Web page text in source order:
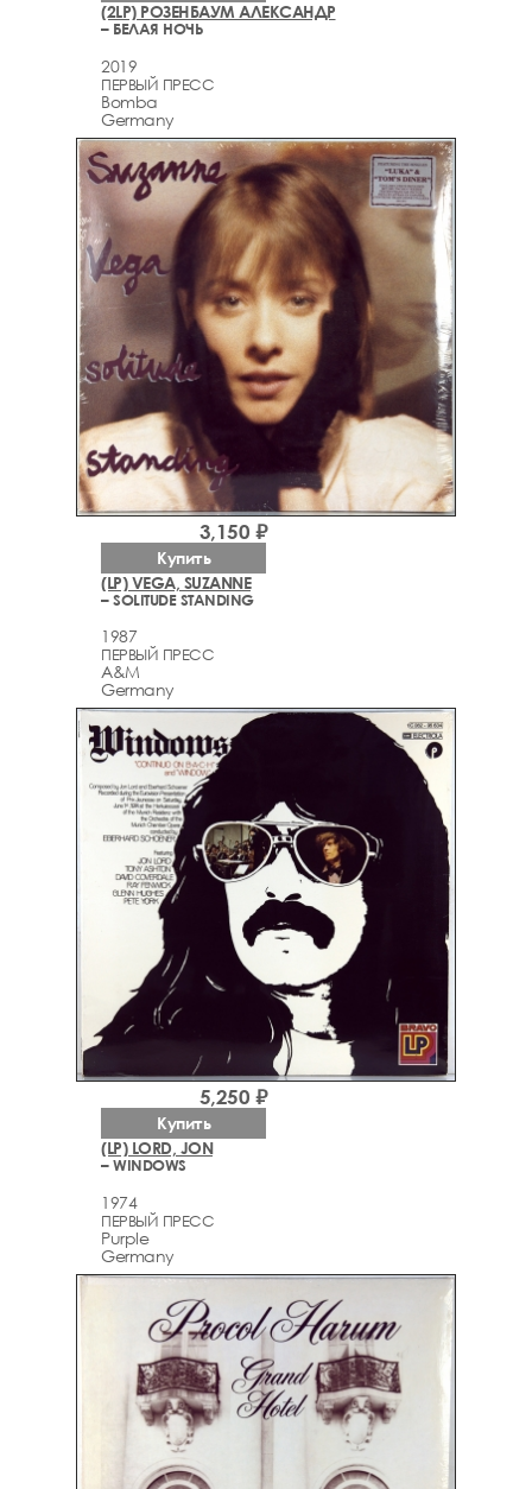
(2LP) РОЗЕНБАУМ АЛЕКСАНДР
– БЕЛАЯ НОЧЬ
2019
ПЕРВЫЙ ПРЕСС
Bomba
Germany
(LP) VEGA, SUZANNE
– SOLITUDE STANDING
1987
ПЕРВЫЙ ПРЕСС
A&M
Germany
3,150 ₽
Купить
(LP) LORD, JON
– WINDOWS
1974
ПЕРВЫЙ ПРЕСС
Purple
Germany
5,250 ₽
Купить